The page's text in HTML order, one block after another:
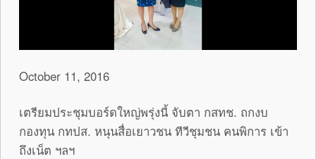
October 11, 2016
เตรียมประชุมบอร์ดใหญ่พรุ่งนี้ จับตา กสทช. ถกงบ
กองทุน กทปส. หนุนสื่อเยาวชน ทีวีชุมชน คนพิการ เข้า
ถึงเน็ต ฯลฯ